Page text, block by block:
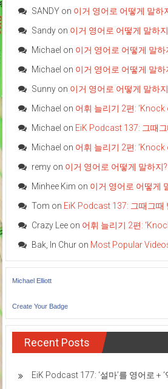
SANDYon 이거 영어로 어떻게 말하
Sandyon 이거 영어로 어떻게 말하
Michael on 이거 영어로 어떻게 말하
Michael on 이거 영어로 어떻게 말하
Sunnyon 이거 영어로 어떻게 말하
Michael on 어휘 늘리기 2편: ‘Knock
Michael on EiK Podcast 137: 그때
Michael on 어휘 늘리기 2편: ‘Knock
remyon 이거 영어로 어떻게 말하지?
Minhee Kim on 이거 영어로 어떻게
Tom on EiK Podcast 137: 그때그때
Crazy Leeon 어휘 늘리기 2편:
Bak, In Churon Most Popular
Michael Elliott
Create Your Badge
Recent Posts
EiK Podcast 177: ‘설마’를 영어로 + ‘